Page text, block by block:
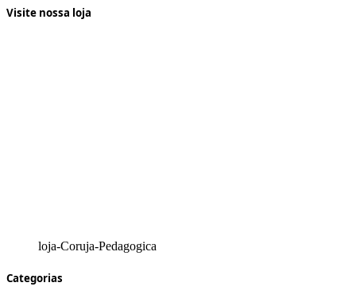
Visite nossa loja
loja-Coruja-Pedagogica
Categorias